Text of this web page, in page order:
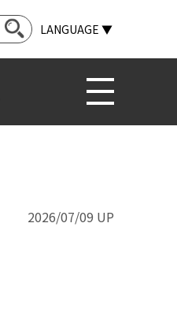
LANGUAGE ▼
2026/07/09 UP